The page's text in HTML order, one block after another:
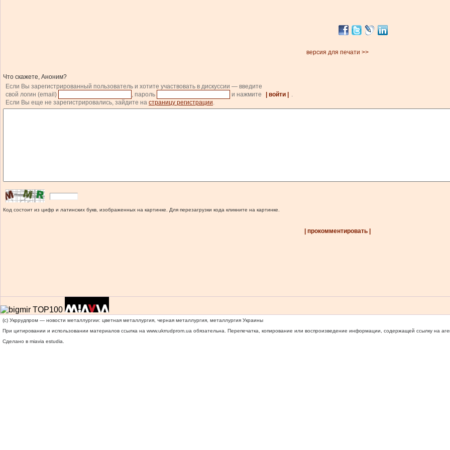
версия для печати >>
Что скажете, Аноним?
Если Вы зарегистрированный пользователь и хотите участвовать в дискуссии — введите
свой логин (email)
, пароль и нажмите | войти |
.
Если Вы еще не зарегистрировались, зайдите на страницу регистрации.
Код состоит из цифр и латинских букв, изображенных на картинке. Для перезагрузки кода кликните на картинке.
| прокомментировать |
(c) Укррудпром — новости металлургии: цветная металлургия, черная металлургия, металлургия Украины
При цитировании и использовании материалов ссылка на www.ukrrudprom.ua обязательна. Перепечатка, копирование или воспроизведение информации, содержащей ссылку на
Сделано в miavia estudia.